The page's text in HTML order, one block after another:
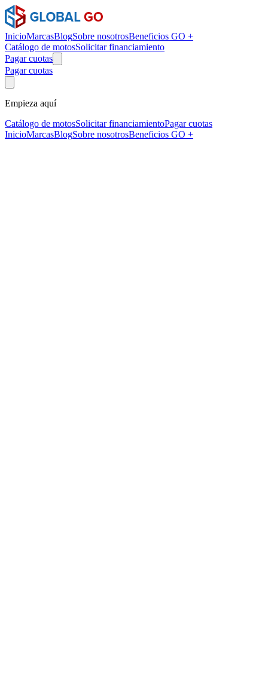
InicioMarcasBlogSobre nosotrosBeneficios GO +
Catálogo de motosSolicitar financiamiento
Pagar cuotas
Pagar cuotas
Empieza aquí
Catálogo de motosSolicitar financiamientoPagar cuotas
InicioMarcasBlogSobre nosotrosBeneficios GO +